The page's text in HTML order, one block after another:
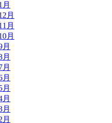
月
月
月
月
月
月
月
月
月
月
月
月